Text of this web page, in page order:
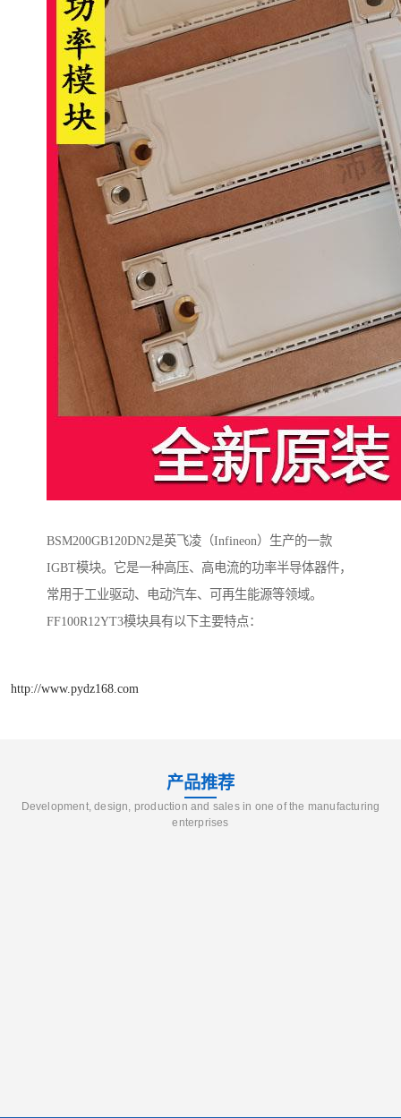
BSM200GB120DN2是英飞凌（Infineon）生产的一款
IGBT模块。它是一种高压、高电流的功率半导体器件，
常用于工业驱动、电动汽车、可再生能源等领域。
FF100R12YT3模块具有以下主要特点：
http://www.pydz168.com
产品推荐
Development, design, production and sales in one of the manufacturing
enterprises